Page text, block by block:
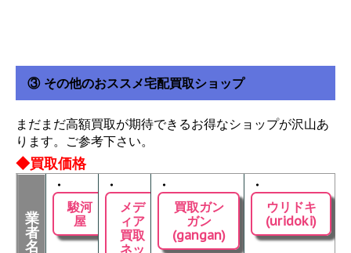
③ その他のおススメ宅配買取ショップ
まだまだ高額買取が期待できるお得なショップが沢山あ
ります。ご参考下さい。
◆買取価格
業
者
名
・
駿河
屋
・
メデ
ィア
買取
ネッ
・
買取ガン
ガン
(gangan)
・
ウリドキ
(uridoki)